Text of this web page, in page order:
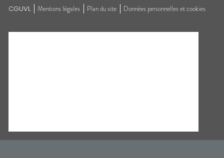
CGUVL Mentions légales Plan du site Données personnelles et cookies